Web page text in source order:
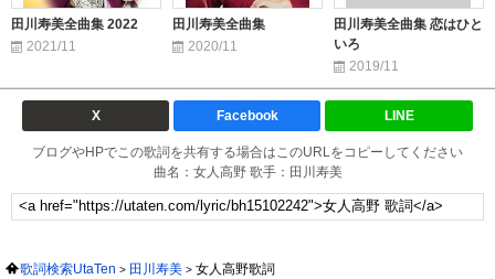
田川寿美全曲集 2022
2021/11
田川寿美全曲集
2020/11
田川寿美全曲集 恋はひと
いろ
2019/11
X Facebook LINE
ブログやHPでこの歌詞を共有する場合はこのURLをコピーしてください
曲名：女人高野 歌手：田川寿美
歌詞検索UtaTen 田川寿美 女人高野歌詞